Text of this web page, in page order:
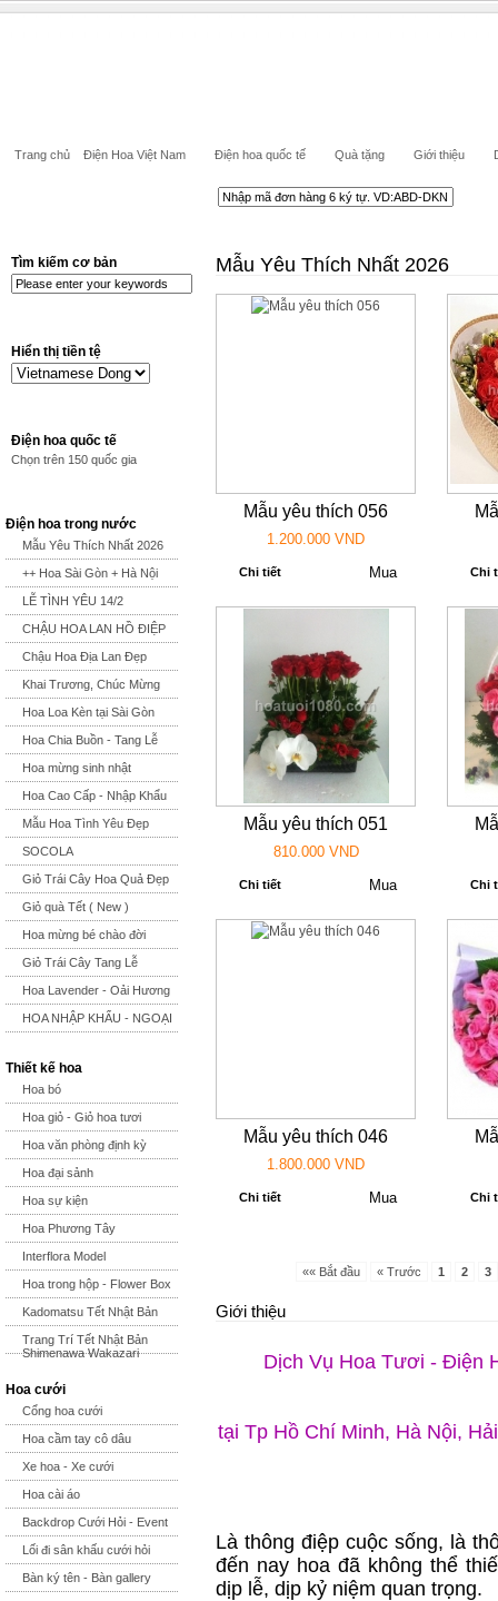
Trang chủ Điện Hoa Việt Nam Điện hoa quốc tế Quà tặng Giới thiệu
Tìm kiếm cơ bản
Hiển thị tiền tệ
Điện hoa quốc tế
Chọn trên 150 quốc gia
Điện hoa trong nước
Mẫu Yêu Thích Nhất 2026
++ Hoa Sài Gòn + Hà Nội
LỄ TÌNH YÊU 14/2
CHẬU HOA LAN HỒ ĐIỆP
Chậu Hoa Địa Lan Đẹp
Khai Trương, Chúc Mừng
Hoa Loa Kèn tại Sài Gòn
Hoa Chia Buồn - Tang Lễ
Hoa mừng sinh nhật
Hoa Cao Cấp - Nhập Khẩu
Mẫu Hoa Tình Yêu Đẹp
SOCOLA
Giỏ Trái Cây Hoa Quả Đẹp
Giỏ quà Tết ( New )
Hoa mừng bé chào đời
Giỏ Trái Cây Tang Lễ
Hoa Lavender - Oải Hương
HOA NHẬP KHẨU - NGOẠI
Thiết kế hoa
Hoa bó
Hoa giỏ - Giỏ hoa tươi
Hoa văn phòng định kỳ
Hoa đại sảnh
Hoa sự kiện
Hoa Phương Tây
Interflora Model
Hoa trong hộp - Flower Box
Kadomatsu Tết Nhật Bản
Trang Trí Tết Nhật Bản
Shimenawa Wakazari
Hoa cưới
Cổng hoa cưới
Hoa cầm tay cô dâu
Xe hoa - Xe cưới
Hoa cài áo
Backdrop Cưới Hỏi - Event
Lối đi sân khấu cưới hỏi
Bàn ký tên - Bàn gallery
Mẫu Yêu Thích Nhất 2026
Mẫu yêu thích 056
1.200.000 VND
Chi tiết Chi
Mẫu yêu thích 051
810.000 VND
Chi tiết Chi
Mẫu yêu thích 046
1.800.000 VND
Chi tiết Chi
«« Bắt đầu « Trước 1 2 3
Giới thiệu
Dịch Vụ Hoa Tươi - Điện
tại Tp Hồ Chí Minh, Hà Nội,
Là thông điệp cuộc sống, là
đến nay hoa đã không thể
dịp lễ, dịp kỷ niệm quan trọng.